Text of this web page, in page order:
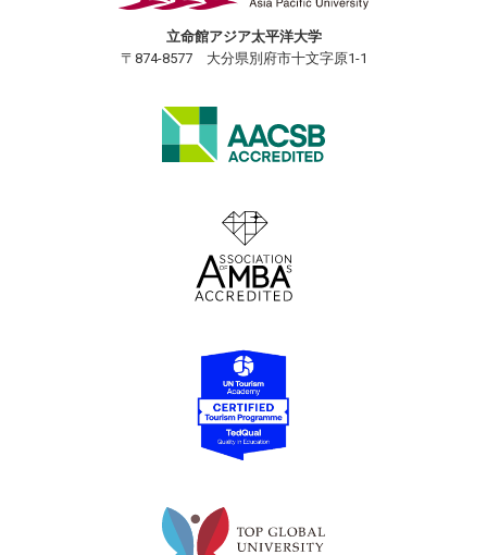
立命館アジア太平洋大学
〒874-8577 大分県別府市十文字原1-1